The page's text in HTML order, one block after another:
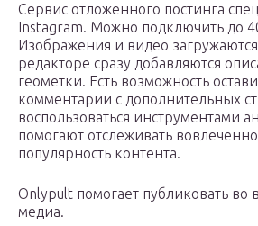
Сервис отложенного постинга
Instagram. Можно подключить до
Изображения и видео
редакторе сразу добавляются
геометки. Есть возможность
комментарии с дополнительных
воспользоваться инструментами
помогают отслеживать
популярность контента.
Onlypult помогает публиковать во
медиа.